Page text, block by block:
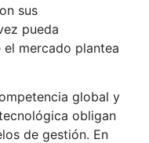
sus
pueda
mercado plantea
global y
obligan
de gestión. En